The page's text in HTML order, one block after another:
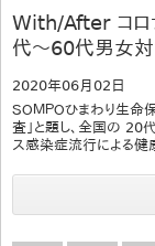
With/After コロ
代～60代男女対
2020年06月02日
ＳＯＭＰＯひまわり生
査」と題し、全国の 20
ス感染症流行による健